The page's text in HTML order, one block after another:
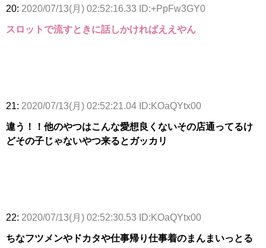
20: 2020/07/13(月) 02:52:16.33 ID:+PpFw3GY0
スロットで流すときに話しかければええやん
21: 2020/07/13(月) 02:52:21.04 ID:KOaQYtx00
違う！！他のやつはこんな愛想良くないその店通ってるけ
どその子じゃないやつ来るとガッカリ
22: 2020/07/13(月) 02:52:30.53 ID:KOaQYtx00
ちなフツメンやドカタや仕事帰り仕事着のまんまいっとる